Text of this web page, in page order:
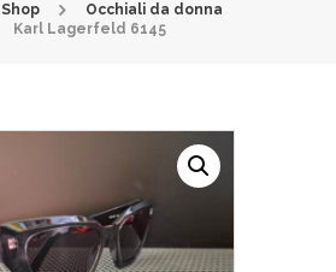
Shop
Occhiali da donna
Karl Lagerfeld 6145